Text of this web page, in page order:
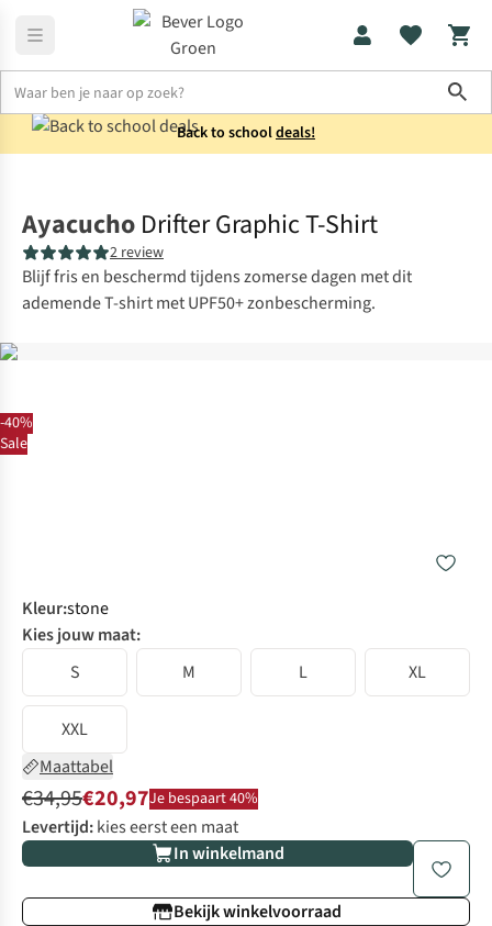
Back to schooldeals!
-40%
Sale
Ayacucho Drifter Graphic T-Shirt
2 review
Blijf fris en beschermd tijdens zomerse dagen met dit
ademende T-shirt met UPF50+ zonbescherming.
Kleur:stone
Kies jouw maat:
S
M L XL
XXL
Maattabel
€34,95€20,97Je bespaart 40%
Levertijd:kies eerst een maat
In winkelmand
Bekijk winkelvoorraad